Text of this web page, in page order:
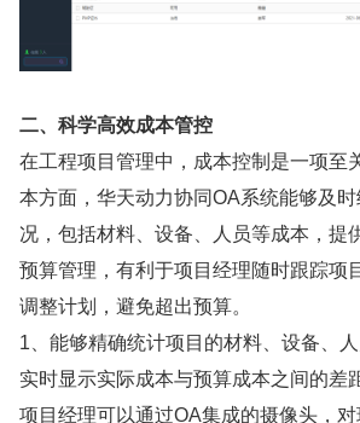
二、科学高效成本管控
在工程项目管理中，成本控制是一项至
本方面，华天动力协同OA系统能够及
况，包括材料、设备、人员等成本，提
预算管理，有利于项目经理随时跟踪项
调整计划，避免超出预算。
1、能够精确统计项目的材料、设备、
实时显示实际成本与预算成本之间的差
项目经理可以通过OA集成的摄像头，